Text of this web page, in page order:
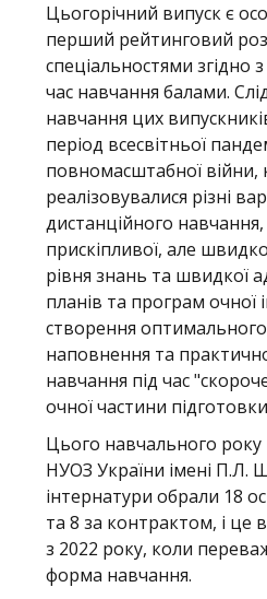
Цьогорічний випуск є
перший рейтинговий
спеціальностями згідно
час навчання балами.
навчання цих
період всесвітньої
повномасштабної війни,
реалізовувалися різні
дистанційного
прискіпливої, але
рівня знань та швидкої
планів та програм очної
створення
наповнення та
навчання під час
очної частини
Цього навчального року
НУОЗ України імені П.Л.
інтернатури обрали 18
та 8 за контрактом, і
з 2022 року, коли
форма навчання.